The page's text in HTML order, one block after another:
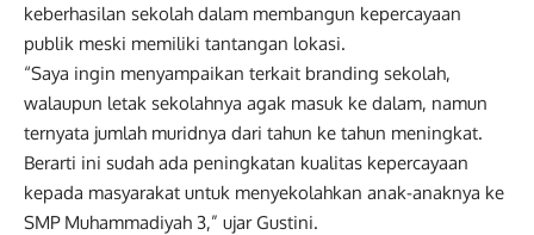
keberhasilan sekolah dalam membangun kepercayaan
publik meski memiliki tantangan lokasi.
“Saya ingin menyampaikan terkait branding sekolah,
walaupun letak sekolahnya agak masuk ke dalam, namun
ternyata jumlah muridnya dari tahun ke tahun meningkat.
Berarti ini sudah ada peningkatan kualitas kepercayaan
kepada masyarakat untuk menyekolahkan anak-anaknya ke
SMP Muhammadiyah 3,” ujar Gustini.